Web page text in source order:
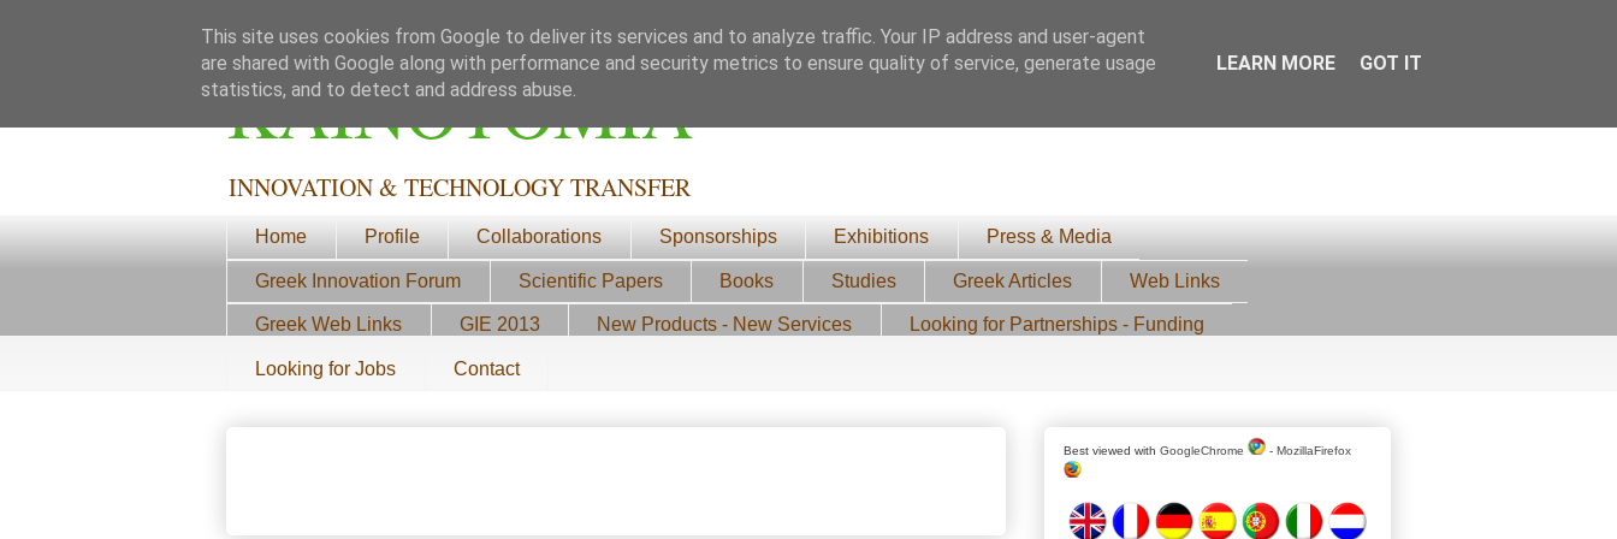
ΚΑΙΝΟΤΟΜΙΑ
INNOVATION & TECHNOLOGY TRANSFER
Home Profile Collaborations Sponsorships Exhibitions Press & Media
Greek Innovation Forum Scientific Papers Books Studies Greek Articles Web Links
Greek Web Links GIE 2013 New Products - New Services Looking for Partnerships - Funding
Looking for Jobs Contact
Best viewed with GoogleChrome - MozillaFirefox
This site uses cookies from Google to deliver its services and to analyze traffic. Your IP address and user-agent
are shared with Google along with performance and security metrics to ensure quality of service, generate usage
statistics, and to detect and address abuse.
LEARN MORE GOT IT